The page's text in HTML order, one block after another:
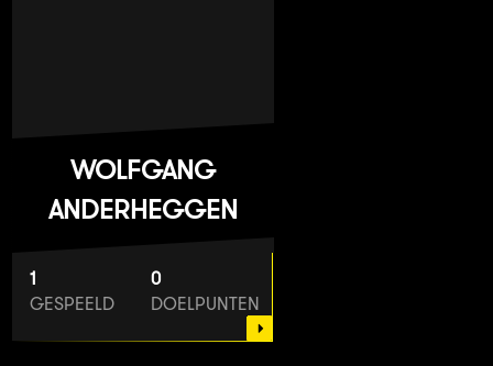
WOLFGANG
ANDERHEGGEN
1
GESPEELD
0
DOELPUNTEN